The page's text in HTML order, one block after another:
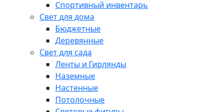
Спортивный инвентарь
Свет для дома
Бюджетные
Деревянные
Свет для сада
Ленты и Гирлянды
Наземные
Настенные
Потолочные